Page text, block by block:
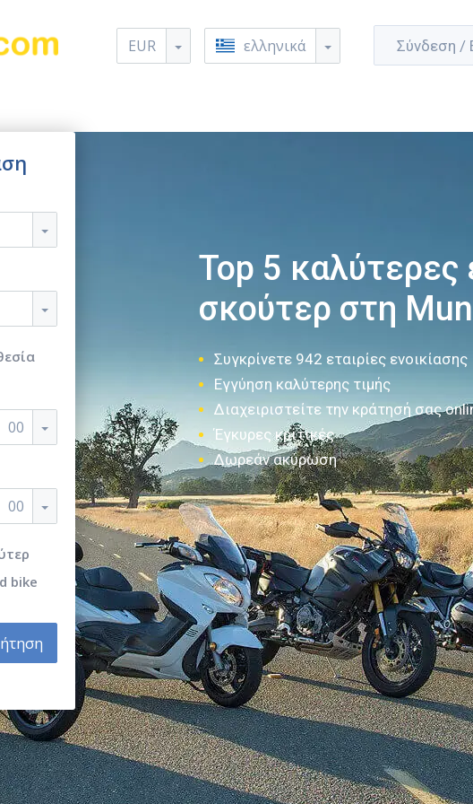
EUR ελληνικά Σύνδεση /
00
00
bike
Top 5 καλύτερες
σκούτερ στη
Συγκρίνετε 942 εταιρίες ενοικίασης
Εγγύηση καλύτερης τιμής
Διαχειριστείτε την κράτησή σας
Έγκυρες κριτικές
Δωρεάν ακύρωση